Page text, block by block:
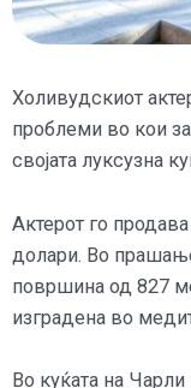
Холивудскиот
проблеми во кои
својата луксузна
Актерот го
долари. Во
површина од 827
изградена во
Во куќата на